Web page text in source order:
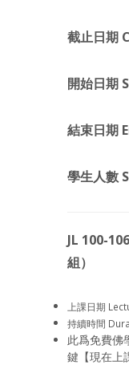
截止日期
開始日期
結束日期
學生人數
JL 100-
組）
上課日期
持續時間
此爲免費佛
鍵【現在上